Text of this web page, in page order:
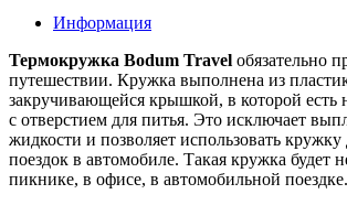
Информация
Термокружка Bodum Travel обязательно
путешествии. Кружка выполнена из
закручивающейся крышкой, в которой есть
с отверстием для питья. Это исключает
жидкости и позволяет использовать
поездок в автомобиле. Такая кружка будет
пикнике, в офисе, в автомобильной поездке.